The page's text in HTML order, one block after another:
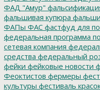
ФАД "Амур"
фальшивая купюра
ФАПы ФАС фастфуд для
федеральная программа
сетевая компания
средства федеральный
фейки фейковые новости
Феоктистов фермеры
культуры фестиваль